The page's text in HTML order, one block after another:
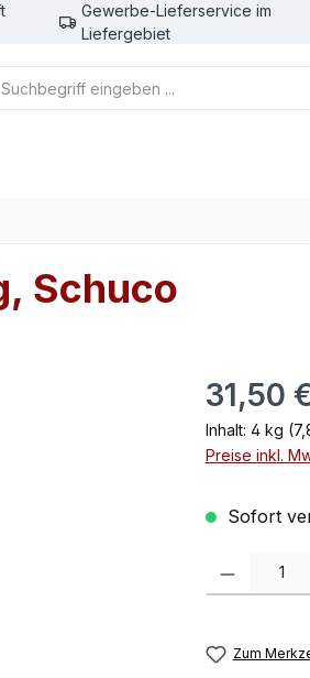
Gewerbe-Lieferservice im
Liefergebiet
Schuco
Regulärer
31,50
Inhalt: 4 kg
Preise inkl.
Sofort
Produkt
Zum